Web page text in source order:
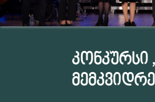
კონკურსი